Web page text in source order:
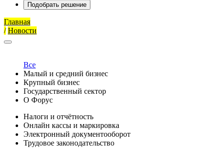
Подобрать решение
Главная
/ Новости
Все
Малый и средний бизнес
Крупный бизнес
Государственный сектор
О Форус
Налоги и отчётность
Онлайн кассы и маркировка
Электронный документооборот
Трудовое законодательство